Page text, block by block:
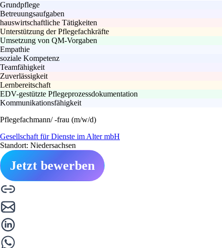
Grundpflege
Betreuungsaufgaben
hauswirtschaftliche Tätigkeiten
Unterstützung der Pflegefachkräfte
Umsetzung von QM-Vorgaben
Empathie
soziale Kompetenz
Teamfähigkeit
Zuverlässigkeit
Lernbereitschaft
EDV-gestützte Pflegeprozessdokumentation
Kommunikationsfähigkeit
Pflegefachmann/ -frau (m/w/d)
Gesellschaft für Dienste im Alter mbH
Standort: Niedersachsen
Jetzt bewerben